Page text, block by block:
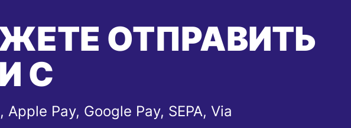
ОТПРАВИТЬ
С
Pay, Google Pay, SEPA, Via